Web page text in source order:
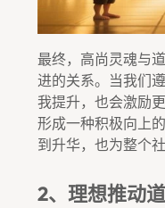
最终，高尚灵魂与
进的关系。当我们
我提升，也会激励
形成一种积极向上
到升华，也为整个
2、理想推动